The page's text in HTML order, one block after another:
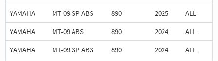
YAMAHA
MT-09 SP ABS 890 2025
ALL
YAMAHA
MT-09 ABS 890 2024
ALL
YAMAHA
MT-09 SP ABS 890 2024
ALL